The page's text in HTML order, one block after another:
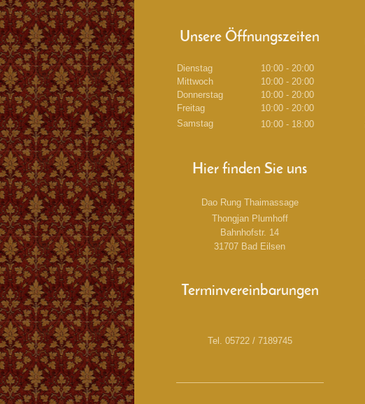
Unsere Öffnungszeiten
Dienstag
10:00 - 20:00
Mittwoch
10:00 - 20:00
Donnerstag
10:00 - 20:00
Freitag
10:00 - 20:00
Samstag
10:00 - 18:00
Hier finden Sie uns
Dao Rung Thaimassage
Thongjan Plumhoff
Bahnhofstr. 14
31707 Bad Eilsen
Terminvereinbarungen
Tel. 05722 / 7189745